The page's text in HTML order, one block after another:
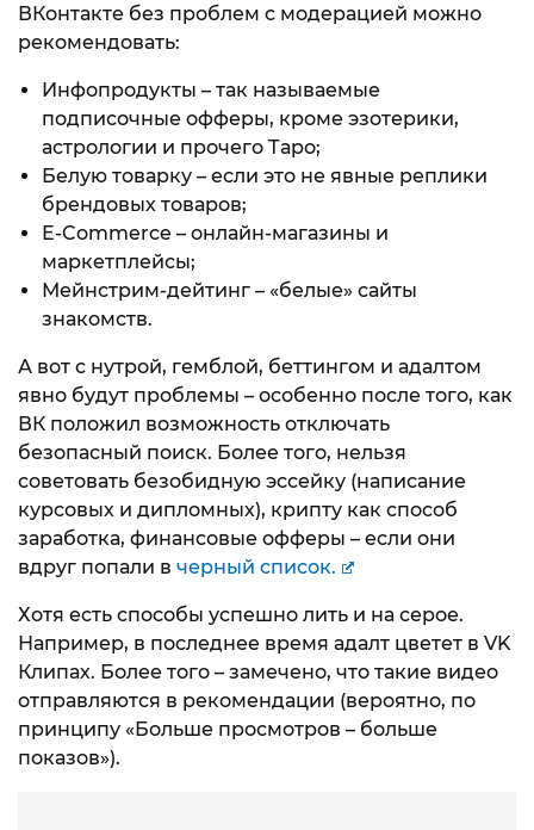
ВКонтакте без проблем с модерацией можно
рекомендовать:
Инфопродукты – так называемые
подписочные офферы, кроме эзотерики,
астрологии и прочего Таро;
Белую товарку – если это не явные реплики
брендовых товаров;
E-Commerce – онлайн-магазины и
маркетплейсы;
Мейнстрим-дейтинг – «белые» сайты
знакомств.
А вот с нутрой, гемблой, беттингом и адалтом
явно будут проблемы – особенно после того, как
ВК положил возможность отключать
безопасный поиск. Более того, нельзя
советовать безобидную эссейку (написание
курсовых и дипломных), крипту как способ
заработка, финансовые офферы – если они
вдруг попали в черный список.
Хотя есть способы успешно лить и на серое.
Например, в последнее время адалт цветет в VK
Клипах. Более того – замечено, что такие видео
отправляются в рекомендации (вероятно, по
принципу «Больше просмотров – больше
показов»).